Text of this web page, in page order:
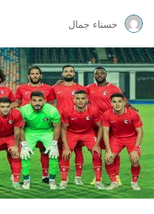
حسناء جمال